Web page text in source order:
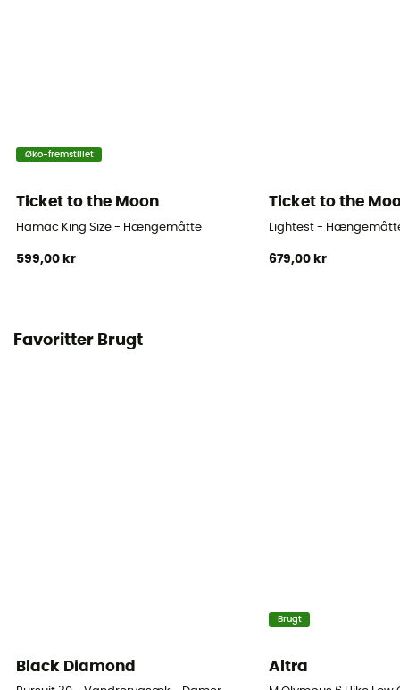
Øko-fremstillet
Ticket to the Moon
Hamac King Size - Hængemåtte
599,00 kr
Ticket to the
Lightest -
679,00 kr
Favoritter Brugt
Black Diamond
Brugt
Altra